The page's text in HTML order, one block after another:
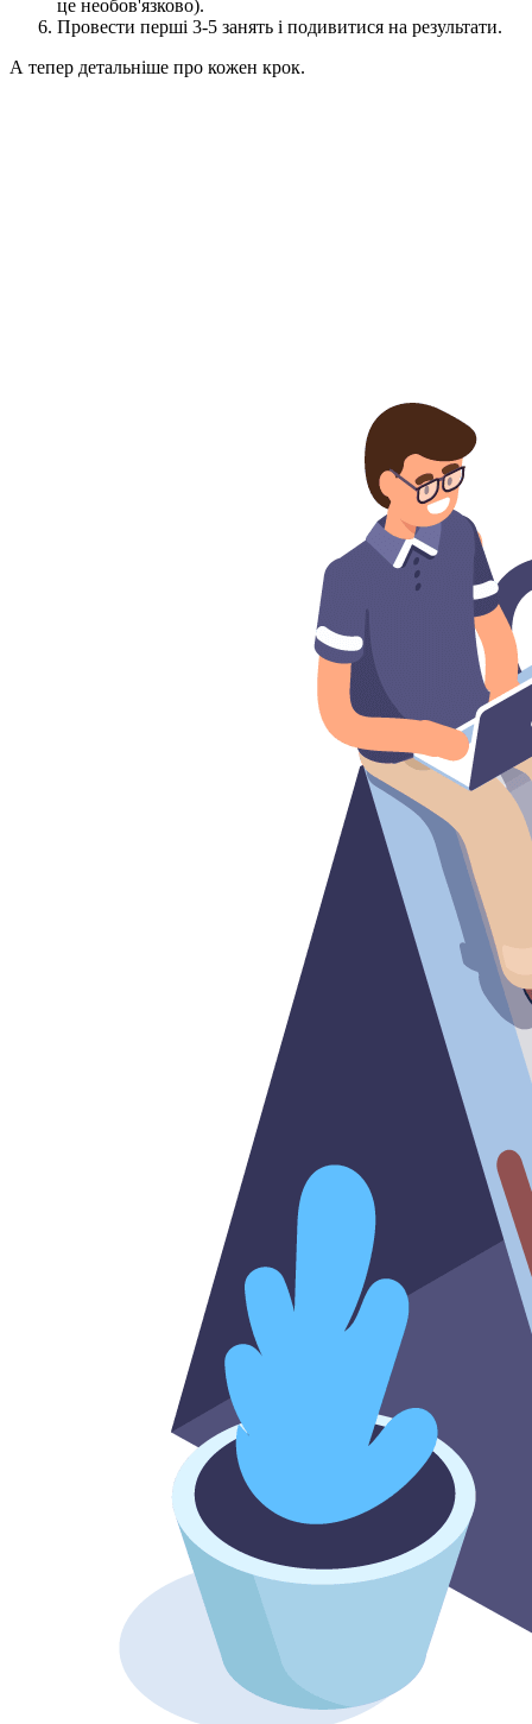
це необов'язково).
Провести перші 3-5 занять і подивитися на результати.
А тепер детальніше про кожен крок.